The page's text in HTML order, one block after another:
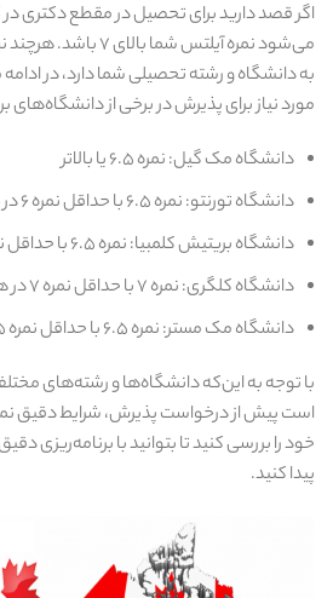
اگر قصد دارید برای تحصیل در مقطع دکتری در
می‌شود نمره آیلتس شما
به دانشگاه و رشته تحصیلی شما دارد، در
مورد نیاز برای پذیرش در برخی از دانشگاه‌های
دانشگاه مک‌ گیل: نمره ۶.۵ یا بالاتر
دانشگاه تورنتو: نمره ۶.۵ با حداقل نمره ۶ در هر بخش
دانشگاه بریتیش کلمبیا: نمره ۶.۵ با حداقل نمره ۶ در هر بخش
دانشگاه کلگری: نمره ۷ با حداقل نمره ۷ در هر بخش
دانشگاه مک مستر: نمره ۶.۵ با حداقل نمره ۵ در هر بخش
با توجه به این‌که دانشگاه‌ها و رشته‌های
است پیش از درخواست پذیرش، شرایط دقیق
خود را بررسی کنید تا بتوانید با
پیدا کنید.